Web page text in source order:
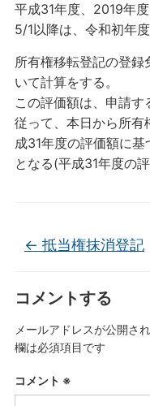
平成31年度、2019年度
5/1以降は、令和初年度
所有権移転登記の登
いて計算をする。
この評価額は、申請す
従って、本日から所有
成31年度の評価額に
となる(平成31年度の
← 抵当権抹消登記
コメントする
メールアドレスが公開さ
欄は必須項目です
コメント ※